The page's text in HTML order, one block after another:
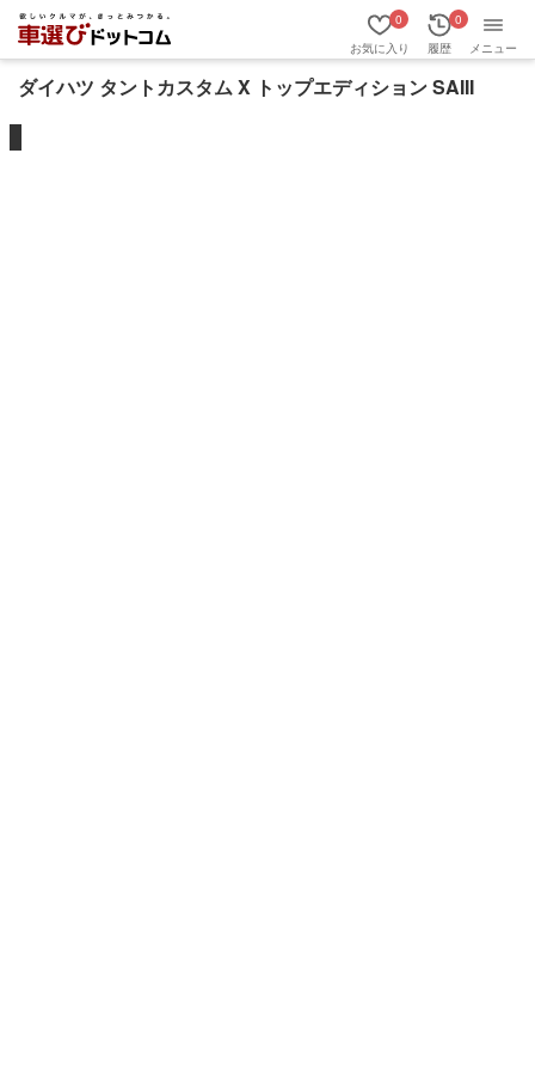
お気に入り
0
履歴
0
メニュー
ダイハツ タントカスタム X トップエディション SAIII